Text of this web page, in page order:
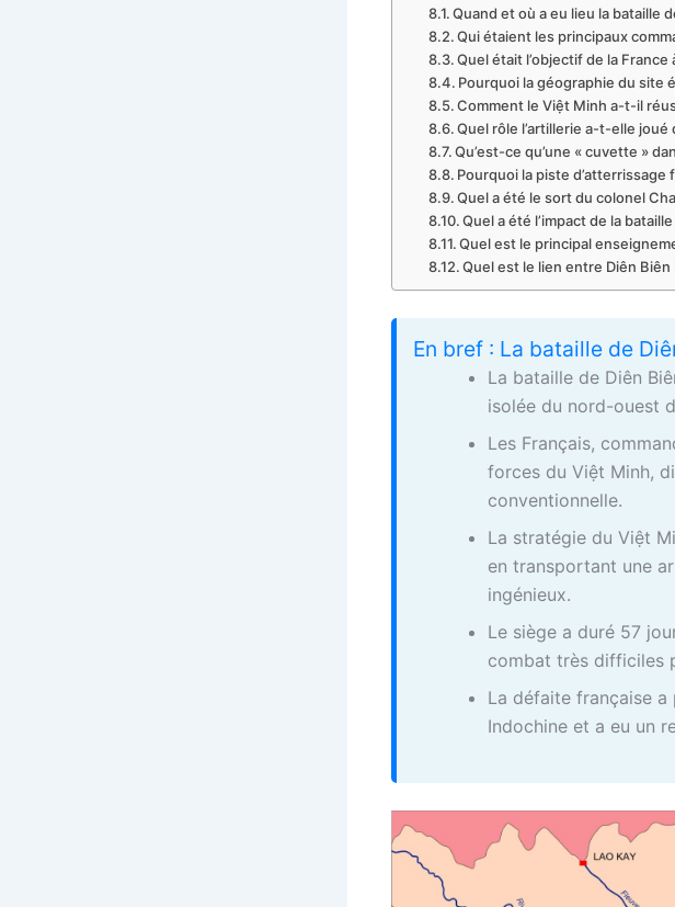
Quand et où a eu lieu la bataille
Qui étaient les principaux
Quel était l’objectif de la France
Pourquoi la géographie du site
Comment le Việt Minh a-t-il
Quel rôle l’artillerie a-t-elle joué
Qu’est-ce qu’une « cuvette »
Pourquoi la piste
Quel a été le sort du colonel
Quel a été l’impact de la
Quel est le principal
Quel est le lien entre Diên
En bref : La bataille de
La bataille de Diên
isolée du nord-ouest
Les Français,
forces du Việt Minh,
conventionnelle.
La stratégie du Việt
en transportant une
ingénieux.
Le siège a duré 57
combat très difficiles
La défaite française
Indochine et a eu un